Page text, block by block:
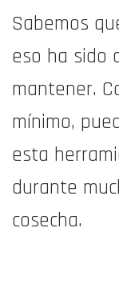
Sabemos
eso ha sido
mantener.
mínimo,
esta
durante
cosecha.